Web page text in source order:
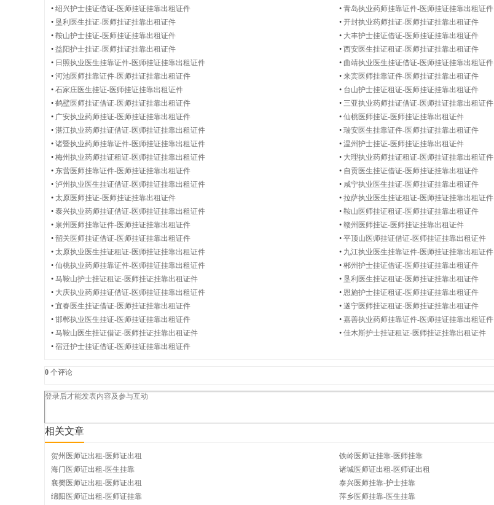
师
件
出
挂
网
• 绍兴护士挂证借证-医师挂证挂靠出租证件 • 青岛执业药师挂靠证件-医师挂证挂靠出租证件
• 垦利医生挂证-医师挂证挂靠出租证件 • 开封执业药师挂证-医师挂证挂靠出租证件
• 鞍山护士挂证-医师挂证挂靠出租证件 • 大丰护士挂证借证-医师挂证挂靠出租证件
• 益阳护士挂证-医师挂证挂靠出租证件 • 西安医生挂证租证-医师挂证挂靠出租证件
• 日照执业医生挂靠证件-医师挂证挂靠出租证件 • 曲靖执业医生挂证借证-医师挂证挂靠出租证件
• 河池医师挂靠证件-医师挂证挂靠出租证件 • 来宾医师挂靠证件-医师挂证挂靠出租证件
• 石家庄医生挂证-医师挂证挂靠出租证件 • 台山护士挂证租证-医师挂证挂靠出租证件
• 鹤壁医师挂证借证-医师挂证挂靠出租证件 • 三亚执业药师挂证借证-医师挂证挂靠出租证件
• 广安执业药师挂证-医师挂证挂靠出租证件 • 仙桃医师挂证-医师挂证挂靠出租证件
• 湛江执业药师挂证借证-医师挂证挂靠出租证件 • 瑞安医生挂靠证件-医师挂证挂靠出租证件
• 诸暨执业药师挂靠证件-医师挂证挂靠出租证件 • 温州护士挂证-医师挂证挂靠出租证件
• 梅州执业药师挂证租证-医师挂证挂靠出租证件 • 大理执业药师挂证租证-医师挂证挂靠出租证件
• 东营医师挂靠证件-医师挂证挂靠出租证件 • 自贡医生挂证借证-医师挂证挂靠出租证件
• 泸州执业医生挂证借证-医师挂证挂靠出租证件 • 咸宁执业医生挂证-医师挂证挂靠出租证件
• 太原医师挂证-医师挂证挂靠出租证件 • 拉萨执业医生挂证租证-医师挂证挂靠出租证件
• 泰兴执业药师挂证借证-医师挂证挂靠出租证件 • 鞍山医师挂证租证-医师挂证挂靠出租证件
• 泉州医师挂靠证件-医师挂证挂靠出租证件 • 赣州医师挂证-医师挂证挂靠出租证件
• 韶关医师挂证借证-医师挂证挂靠出租证件 • 平顶山医师挂证借证-医师挂证挂靠出租证件
• 太原执业医生挂证租证-医师挂证挂靠出租证件 • 九江执业医生挂靠证件-医师挂证挂靠出租证件
• 仙桃执业药师挂靠证件-医师挂证挂靠出租证件 • 郴州护士挂证借证-医师挂证挂靠出租证件
• 马鞍山护士挂证租证-医师挂证挂靠出租证件 • 垦利医生挂证租证-医师挂证挂靠出租证件
• 大庆执业药师挂证借证-医师挂证挂靠出租证件 • 恩施护士挂证租证-医师挂证挂靠出租证件
• 宜春医生挂证借证-医师挂证挂靠出租证件 • 遂宁医师挂证租证-医师挂证挂靠出租证件
• 邯郸执业医生挂证-医师挂证挂靠出租证件 • 嘉善执业药师挂靠证件-医师挂证挂靠出租证件
• 马鞍山医生挂证借证-医师挂证挂靠出租证件 • 佳木斯护士挂证租证-医师挂证挂靠出租证件
• 宿迁护士挂证借证-医师挂证挂靠出租证件
0 个评论
相关文章
贺州医师证出租-医师证出租
铁岭医师证挂靠-医师挂靠
海门医师证出租-医生挂靠
诸城医师证出租-医师证出租
襄樊医师证出租-医师证出租
泰兴医师挂靠-护士挂靠
绵阳医师证出租-医师证挂靠
萍乡医师挂靠-医生挂靠